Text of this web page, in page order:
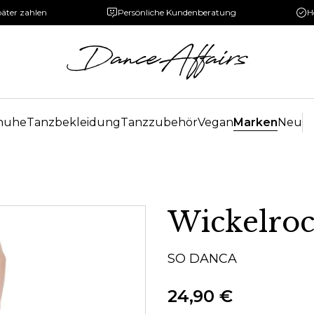
zahlen Persönliche Kundenberatung
TanzbekleidungTanzzubehörVeganMarkenNeu
SO DANCA
24,90 €